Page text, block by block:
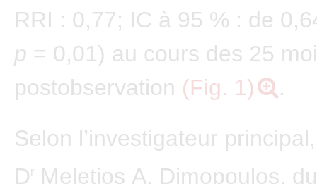
RRI : 0,77; IC à 95 % : de
p = 0,01) au cours des 25
postobservation (Fig. 1)
.
Selon l’investigateur
Dr
Meletios A. Dimopoulos, du